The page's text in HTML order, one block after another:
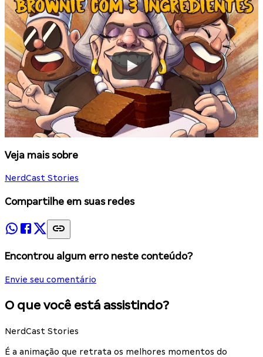
Veja mais sobre
NerdCast Stories
Compartilhe em suas redes
Encontrou algum erro neste conteúdo?
Envie seu comentário
O que você está assistindo?
NerdCast Stories
É a animação que retrata os melhores momentos do